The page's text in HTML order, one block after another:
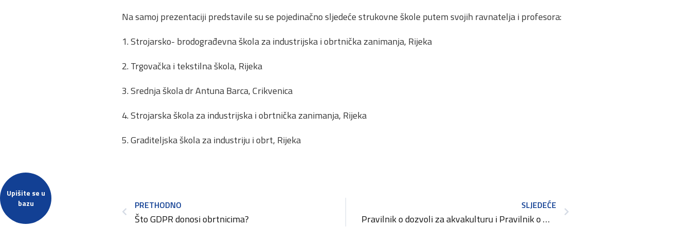
Upišite se u
bazu
Na samoj prezentaciji predstavile su se pojedinačno sljedeće strukovne škole putem svojih ravnatelja i profesora:
1. Strojarsko- brodograđevna škola za industrijska i obrtnička zanimanja, Rijeka
2. Trgovačka i tekstilna škola, Rijeka
3. Srednja škola dr Antuna Barca, Crikvenica
4. Strojarska škola za industrijska i obrtnička zanimanja, Rijeka
5. Graditeljska škola za industriju i obrt, Rijeka
PRETHODNO
Što GDPR donosi obrtnicima?
SLJEDEĆE
Pravilnik o dozvoli za akvakulturu i Pravilnik o malom obalnom gospodarstvu stupili su na snagu